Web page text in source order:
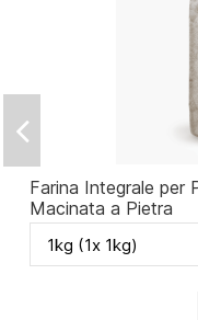
Farina Integrale per
Macinata a Pietra